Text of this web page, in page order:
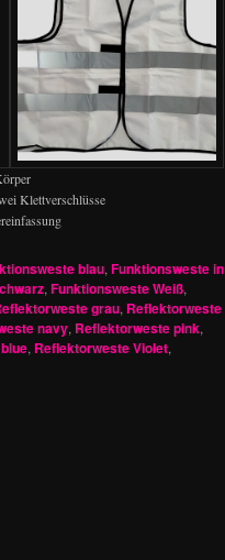
Klettverschlüsse
blau, Funktionsweste in
, Funktionsweste Weiß,
grau, Reflektorweste
navy, Reflektorweste pink,
, Reflektorweste Violet,